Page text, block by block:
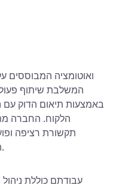
המשלבת שיתוף
הלקוח. החברה
תקשורת רציפה
התואמות את זרימות העבודה הקיימות.
עבודתם כוללת